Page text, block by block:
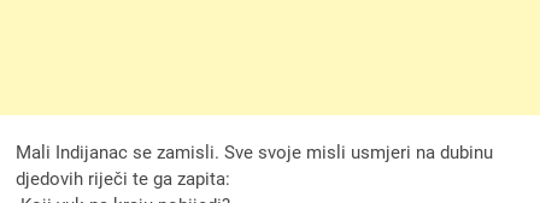
Mali Indijanac se zamisli. Sve svoje misli usmjeri na dubinu
djedovih riječi te ga zapita: